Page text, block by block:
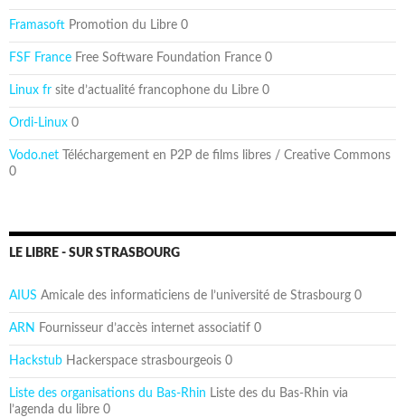
Framasoft Promotion du Libre 0
FSF France Free Software Foundation France 0
Linux fr site d’actualité francophone du Libre 0
Ordi-Linux 0
Vodo.net Téléchargement en P2P de films libres / Creative Commons
0
LE LIBRE - SUR STRASBOURG
AIUS Amicale des informaticiens de l’université de Strasbourg 0
ARN Fournisseur d’accès internet associatif 0
Hackstub Hackerspace strasbourgeois 0
Liste des organisations du Bas-Rhin Liste des du Bas-Rhin via
l’agenda du libre 0